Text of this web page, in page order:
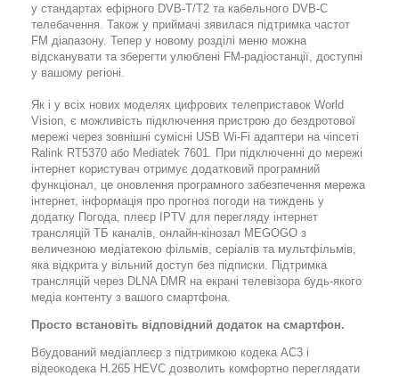
у стандартах ефірного DVB-T/T2 та кабельного DVB-C
телебачення. Також у приймачі зявилася підтримка частот
FM діапазону. Тепер у новому розділі меню можна
відсканувати та зберегти улюблені FM-радіостанції, доступні
у вашому регіоні.
Як і у всіх нових моделях цифрових телеприставок World
Vision, є можливість підключення пристрою до бездротової
мережі через зовнішні сумісні USB Wi-Fi адаптери на чіпсеті
Ralink RT5370 або Mediatek 7601. При підключенні до мережі
інтернет користувач отримує додатковий програмний
функціонал, це оновлення програмного забезпечення мережа
інтернет, інформація про прогноз погоди на тиждень у
додатку Погода, плеєр IPTV для перегляду інтернет
трансляцій ТБ каналів, онлайн-кінозал MEGOGO з
величезною медіатекою фільмів, серіалів та мультфільмів,
яка відкрита у вільний доступ без підписки. Підтримка
трансляцій через DLNA DMR на екрані телевізора будь-якого
медіа контенту з вашого смартфона.
Просто встановіть відповідний додаток на смартфон.
Вбудований медіаплеєр з підтримкою кодека AC3 і
відеокодека H.265 HEVC дозволить комфортно переглядати